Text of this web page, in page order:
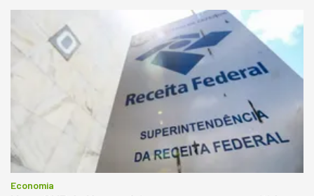
Economia